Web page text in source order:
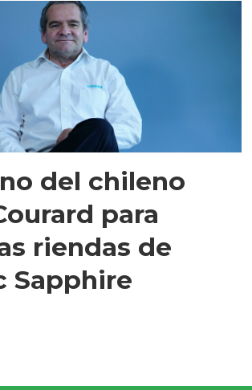
del chileno
para
riendas de
Sapphire